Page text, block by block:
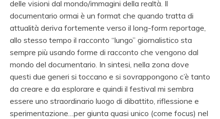
delle visioni dal mondo/immagini della realtà. Il
documentario ormai è un format che quando tratta di
attualità deriva fortemente verso il long-form reportage,
allo stesso tempo il racconto “lungo” giornalistico sta
sempre più usando forme di racconto che vengono dal
mondo del documentario. In sintesi, nella zona dove
questi due generi si toccano e si sovrappongono c’è tanto
da creare e da esplorare e quindi il festival mi sembra
essere uno straordinario luogo di dibattito, riflessione e
sperimentazione…per giunta quasi unico (come focus) nel